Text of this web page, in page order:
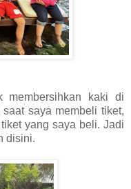
membersihkan kaki di
saya membeli tiket,
yang saya beli. Jadi
disini.